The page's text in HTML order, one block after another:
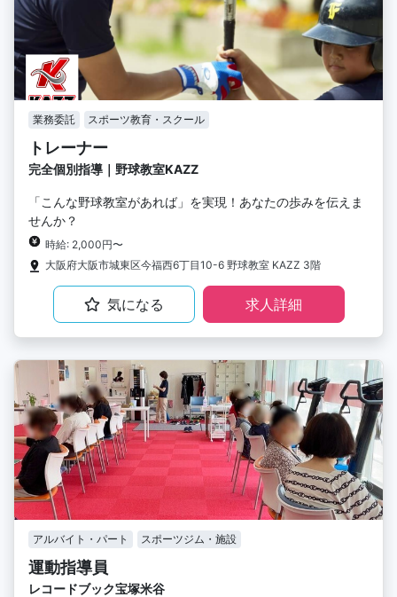
業務委託 スポーツ教育・スクール
トレーナー
完全個別指導｜野球教室KAZZ
「こんな野球教室があれば」を実現！あなたの歩みを伝えま
せんか？
時給: 2,000円〜
大阪府大阪市城東区今福西6丁目10-6 野球教室 KAZZ 3階
気になる 求人詳細
アルバイト・パート スポーツジム・施設
運動指導員
レコードブック宝塚米谷